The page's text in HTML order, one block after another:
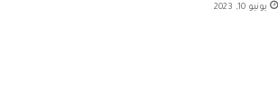
يونيو 10, 2023